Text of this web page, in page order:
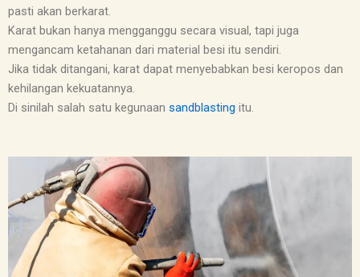
pasti akan berkarat.
Karat bukan hanya mengganggu secara visual, tapi juga
mengancam ketahanan dari material besi itu sendiri.
Jika tidak ditangani, karat dapat menyebabkan besi keropos dan
kehilangan kekuatannya.
Di sinilah salah satu kegunaan sandblasting itu.